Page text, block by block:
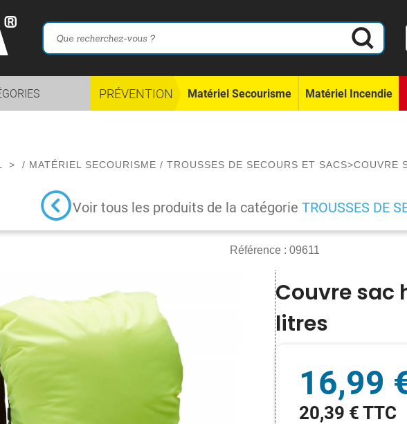
PRÉVENTION Matériel Secourisme Matériel Incendie
> / MATÉRIEL SECOURISME / TROUSSES DE SECOURS ET SACS>COUVRE
Voir tous les produits de la catégorie TROUSSES DE
Référence : 09611
Couvre sac
litres
16,99
20,39 € TTC